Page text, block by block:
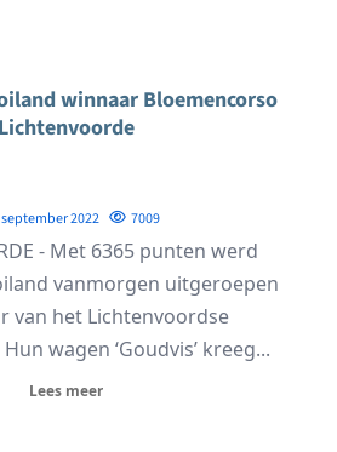
winnaar Bloemencorso
Lichtenvoorde
september 2022 7009
- Met 6365 punten werd
vanmorgen uitgeroepen
van het Lichtenvoordse
wagen ‘Goudvis’ kreeg...
Lees meer